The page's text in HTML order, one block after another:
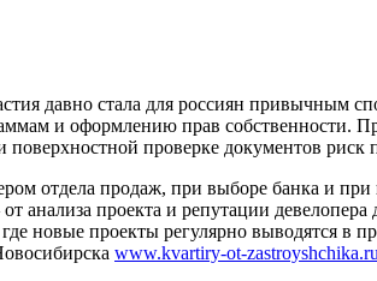
давно стала для россиян
и оформлению прав собственности.
проверке документов
отдела продаж, при выборе банка и
анализа проекта и репутации
новые проекты регулярно выводятся в
www.kvartiry-ot-zastroyshchika.ru